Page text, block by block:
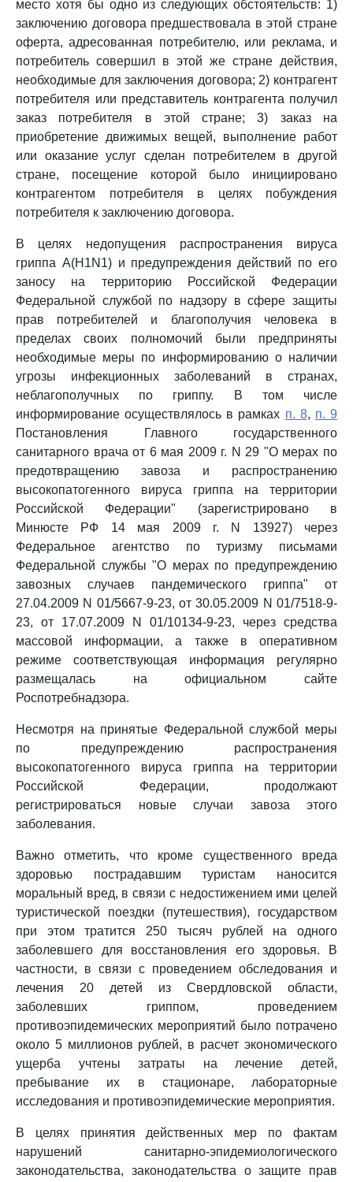
место хотя бы одно из следующих обстоятельств: 1)
заключению договора предшествовала в этой стране
оферта, адресованная потребителю, или реклама, и
потребитель совершил в этой же стране действия,
необходимые для заключения договора; 2) контрагент
потребителя или представитель контрагента получил
заказ потребителя в этой стране; 3) заказ на
приобретение движимых вещей, выполнение работ
или оказание услуг сделан потребителем в другой
стране, посещение которой было инициировано
контрагентом потребителя в целях побуждения
потребителя к заключению договора.
В целях недопущения распространения вируса
гриппа A(H1N1) и предупреждения действий по его
заносу на территорию Российской Федерации
Федеральной службой по надзору в сфере защиты
прав потребителей и благополучия человека в
пределах своих полномочий были предприняты
необходимые меры по информированию о наличии
угрозы инфекционных заболеваний в странах,
неблагополучных по гриппу. В том числе
информирование осуществлялось в рамках п. 8, п. 9
Постановления Главного государственного
санитарного врача от 6 мая 2009 г. N 29 "О мерах по
предотвращению завоза и распространению
высокопатогенного вируса гриппа на территории
Российской Федерации" (зарегистрировано в
Минюсте РФ 14 мая 2009 г. N 13927) через
Федеральное агентство по туризму письмами
Федеральной службы "О мерах по предупреждению
завозных случаев пандемического гриппа" от
27.04.2009 N 01/5667-9-23, от 30.05.2009 N 01/7518-9-
23, от 17.07.2009 N 01/10134-9-23, через средства
массовой информации, а также в оперативном
режиме соответствующая информация регулярно
размещалась на официальном сайте
Роспотребнадзора.
Несмотря на принятые Федеральной службой меры
по предупреждению распространения
высокопатогенного вируса гриппа на территории
Российской Федерации, продолжают
регистрироваться новые случаи завоза этого
заболевания.
Важно отметить, что кроме существенного вреда
здоровью пострадавшим туристам наносится
моральный вред, в связи с недостижением ими целей
туристической поездки (путешествия), государством
при этом тратится 250 тысяч рублей на одного
заболевшего для восстановления его здоровья. В
частности, в связи с проведением обследования и
лечения 20 детей из Свердловской области,
заболевших гриппом, проведением
противоэпидемических мероприятий было потрачено
около 5 миллионов рублей, в расчет экономического
ущерба учтены затраты на лечение детей,
пребывание их в стационаре, лабораторные
исследования и противоэпидемические мероприятия.
В целях принятия действенных мер по фактам
нарушений санитарно-эпидемиологического
законодательства, законодательства о защите прав